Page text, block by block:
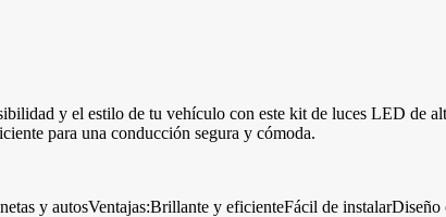
y el estilo de tu vehículo con este kit de luces LED de
para una conducción segura y cómoda.
y autosVentajas:Brillante y eficienteFácil de